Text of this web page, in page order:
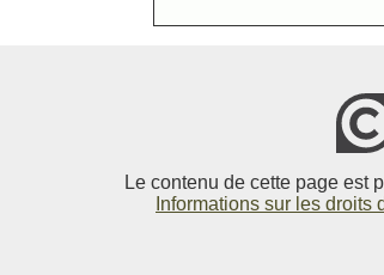
Le contenu de cette page est
Informations sur les droits